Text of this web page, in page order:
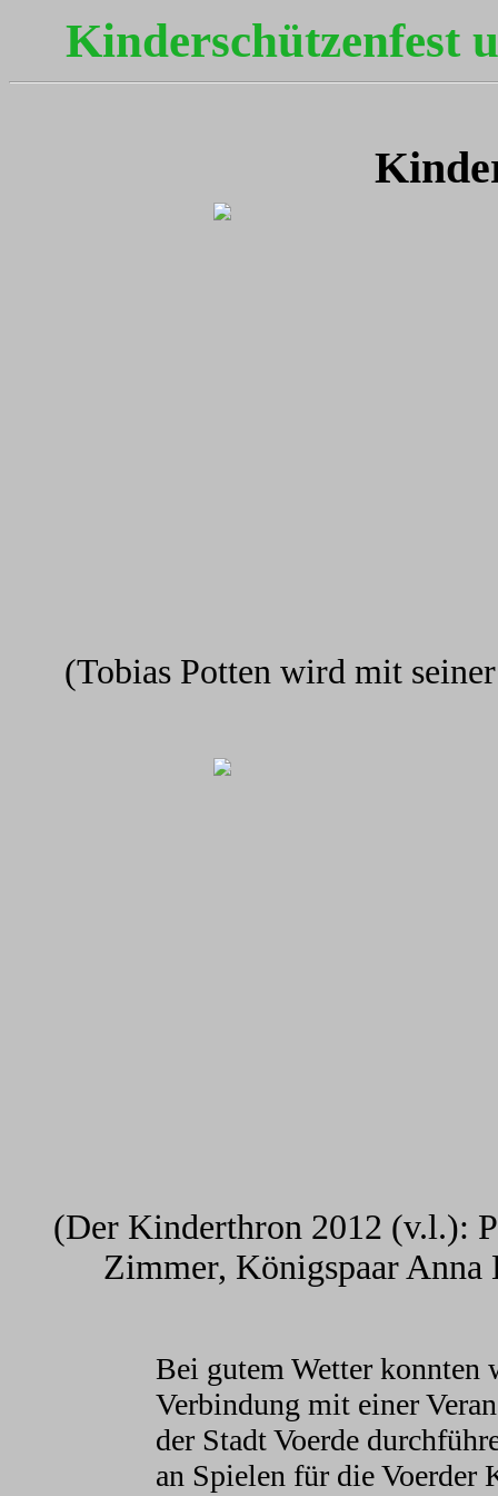
Kinderschützenfest
(Tobias Potten wird mit
(Der Kinderthron 2012 (v.l.):
Zimmer, Königspaar Anna
Bei gutem Wetter konnten
Verbindung mit einer
der Stadt Voerde
an Spielen für die Voerder